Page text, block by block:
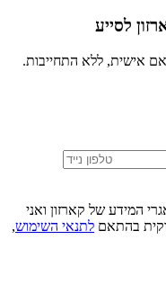
לסייע
אישית, ללא התחייבות.
המידע של קארזון ואני
בהתאם לתנאי השימוש,